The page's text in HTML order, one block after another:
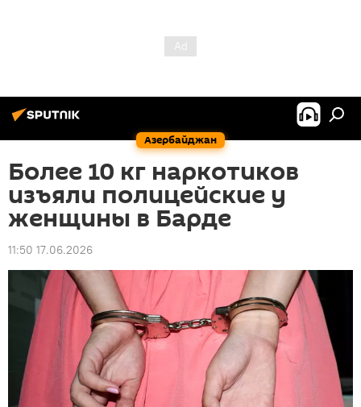
Азербайджан
Более 10 кг наркотиков
изъяли полицейские у
женщины в Барде
11:50 17.06.2026